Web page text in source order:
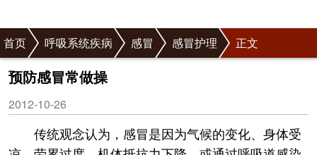
首页 呼吸系统疾病 感冒 感冒护理 正文
预防感冒常做操
2012-10-26
传统观念认为，感冒是因为气候的变化、身体受